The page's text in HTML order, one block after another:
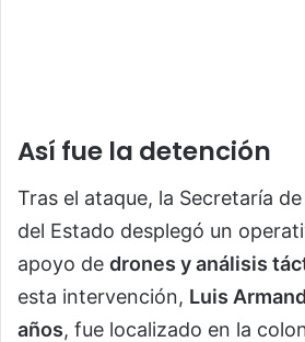
Así fue la detención
Tras el ataque, la Secretaría
del Estado desplegó un
apoyo de drones y análisis
esta intervención, Luis
años, fue localizado en la